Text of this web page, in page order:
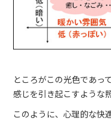
ところがこの光色であっ
感じを引き起こすような
このように、心理的な快